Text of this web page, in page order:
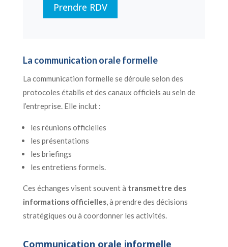
Prendre RDV
La communication orale formelle
La communication formelle se déroule selon des
protocoles établis et des canaux officiels au sein de
l’entreprise. Elle inclut :
les réunions officielles
les présentations
les briefings
les entretiens formels.
Ces échanges visent souvent à transmettre des
informations officielles, à prendre des décisions
stratégiques ou à coordonner les activités.
Communication orale informelle